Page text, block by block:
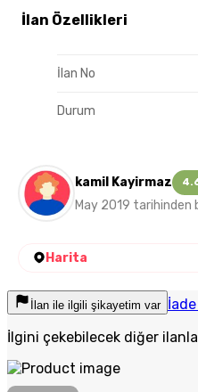
İlan Özellikleri
İlan No
Durum
kamil Kayirmaz
May 2019 tarihinden
Harita
İlan ile ilgili şikayetim var
İlgini çekebilecek diğer